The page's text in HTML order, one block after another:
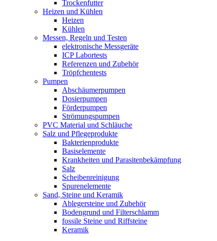
Trockenfutter
Heizen und Kühlen
Heizen
Kühlen
Messen, Regeln und Testen
elektronische Messgeräte
ICP Labortests
Referenzen und Zubehör
Tröpfchentests
Pumpen
Abschäumerpumpen
Dosierpumpen
Förderpumpen
Strömungspumpen
PVC Material und Schläuche
Salz und Pflegeprodukte
Bakterienprodukte
Basiselemente
Krankheiten und Parasitenbekämpfung
Salz
Scheibenreinigung
Spurenelemente
Sand, Steine und Keramik
Ablegersteine und Zubehör
Bodengrund und Filterschlamm
fossile Steine und Riffsteine
Keramik